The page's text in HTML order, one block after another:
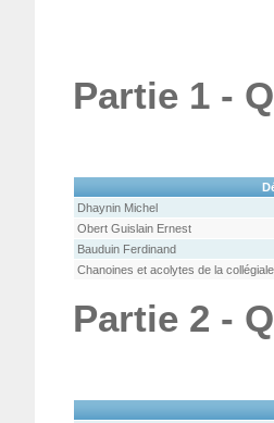
Partie 1 -
Dhaynin Michel
Obert Guislain Ernest
Bauduin Ferdinand
Chanoines et acolytes de la
Partie 2 -